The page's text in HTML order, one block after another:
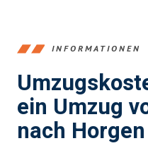
INFORMATIONEN
ein Umzug
nach Horgen